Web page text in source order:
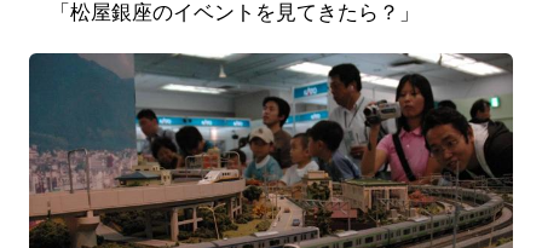
「松屋銀座のイベントを見てきたら？」